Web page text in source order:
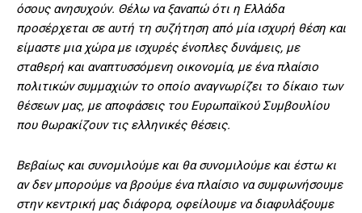
όσους ανησυχούν. Θέλω να ξαναπώ ότι η Ελλάδα
προσέρχεται σε αυτή τη συζήτηση από μία ισχυρή θέση και
είμαστε μια χώρα με ισχυρές ένοπλες δυνάμεις, με
σταθερή και αναπτυσσόμενη οικονομία, με ένα πλαίσιο
πολιτικών συμμαχιών το οποίο αναγνωρίζει το δίκαιο των
θέσεων μας, με αποφάσεις του Ευρωπαϊκού Συμβουλίου
που θωρακίζουν τις ελληνικές θέσεις.
Βεβαίως και συνομιλούμε και θα συνομιλούμε και έστω κι
αν δεν μπορούμε να βρούμε ένα πλαίσιο να συμφωνήσουμε
στην κεντρική μας διάφορα, οφείλουμε να διαφυλάξουμε